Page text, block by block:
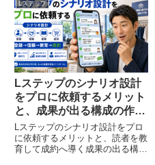
Lステップ
Lステップのシナリオ設計
をプロに依頼するメリット
と、成果が出る構成の作り
方
Lステップのシナリオ設計をプロ
に依頼するメリットと、読者を教
育して成約へ導く成果の出る構成